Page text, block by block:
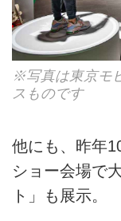
※写真は東京モ
スものです
他にも、昨年
ショー会場で
ト」も展示。